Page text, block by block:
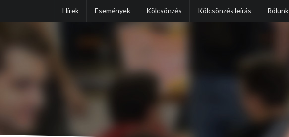
Hírek Események Kölcsönzés Kölcsönzés leírás Rólunk